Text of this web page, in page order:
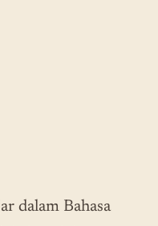
dalam Bahasa